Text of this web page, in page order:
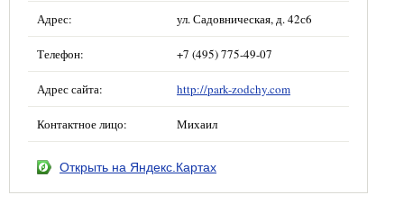
Адрес: ул. Садовническая, д. 42с6
Телефон: +7 (495) 775-49-07
Адрес сайта: http://park-zodchy.com
Контактное лицо: Михаил
Открыть на Яндекс.Картах